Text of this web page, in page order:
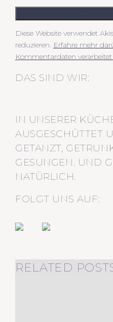
Diese Website verwendet
reduzieren. Erfahre mehr
Kommentardaten
DAS SIND WIR:
IN UNSERER
AUSGESCHÜTTET
GETANZT,
GESUNGEN. UND
NATÜRLICH.
FOLGT UNS AUF:
RELATED